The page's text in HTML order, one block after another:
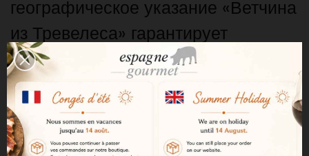
географическое указание «Ветчина
из Тревелеса» гарантирует
происхождение, традиционное
мастерство и уникальные
природные условия.
Высочайшее качество Etiqueta Negra